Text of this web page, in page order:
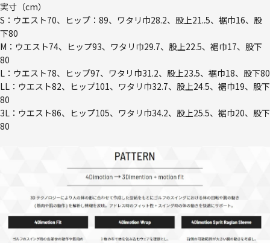
実寸（cm）
S：ウエスト70、ヒップ：89、ワタリ巾28.2、股上21..5、裾巾16、股
下80
M：ウエスト74、ヒップ93、ワタリ巾29.7、股上22.5、裾巾17、股下
80
L：ウエスト78、ヒップ97、ワタリ巾31.2、股上23.5、裾巾18、股下80
LL：ウエスト82、ヒップ101、ワタリ巾32.7、股上24.5、裾巾19、股下
80
3L：ウエスト86、ヒップ105、ワタリ巾34.2、股上25.5、裾巾20、股下
80